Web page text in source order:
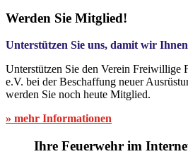
Werden Sie Mitglied!
Unterstützen Sie uns, damit wir
Unterstützen Sie den Verein Freiwillige
e.V. bei der Beschaffung neuer
werden Sie noch heute Mitglied.
» mehr Informationen
Ihre Feuerwehr im